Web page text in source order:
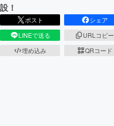
設！
ポスト
シェア
LINEで送る
URLコピー
埋め込み
QRコード